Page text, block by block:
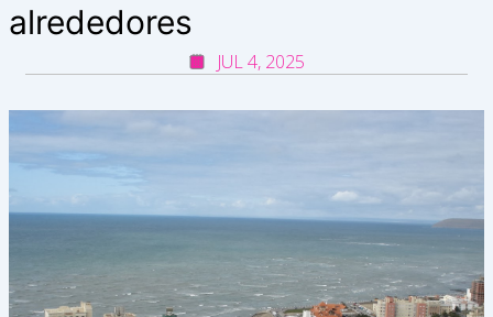
alrededores
JUL 4, 2025